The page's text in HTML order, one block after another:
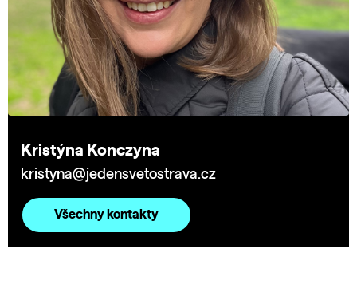
Kristýna Konczyna
kristyna@jedensvetostrava.cz
Všechny kontakty